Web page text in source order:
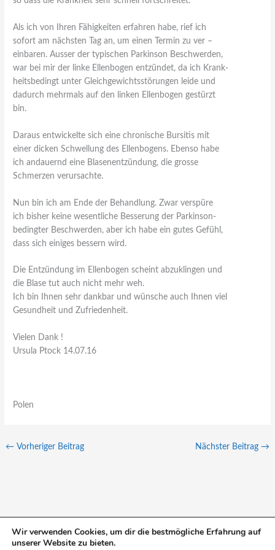
Als ich von Ihren Fähigkeiten erfahren habe, rief ich
sofort am nächsten Tag an, um einen Termin zu ver –
einbaren. Ausser der typischen Parkinson Beschwerden,
war bei mir der linke Ellenbogen entzündet, da ich Krank-
heitsbedingt unter Gleichgewichtsstörungen leide und
dadurch mehrmals auf den linken Ellenbogen gestürzt
bin.
Daraus entwickelte sich eine chronische Bursitis mit
einer dicken Schwellung des Ellenbogens. Ebenso habe
ich andauernd eine Blasenentzündung, die grosse
Schmerzen verursachte.
Nun bin ich am Ende der Behandlung. Zwar verspüre
ich bisher keine wesentliche Besserung der Parkinson-
bedingter Beschwerden, aber ich habe ein gutes Gefühl,
dass sich einiges bessern wird.
Die Entzündung im Ellenbogen scheint abzuklingen und
die Blase tut auch nicht mehr weh.
Ich bin Ihnen sehr dankbar und wünsche auch Ihnen viel
Gesundheit und Zufriedenheit.
Vielen Dank !
Ursula Ptock 14.07.16
Polen
← Vorheriger Beitrag Nächster Beitrag →
S
Wir verwenden Cookies, um dir die bestmögliche Erfahrung auf
unserer Website zu bieten.